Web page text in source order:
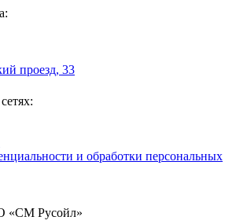
проезд, 33
и обработки персональных
«СМ Русойл»